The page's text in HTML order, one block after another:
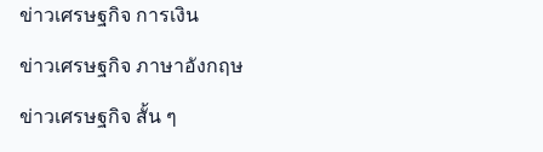
ข่าวเศรษฐกิจ การเงิน
ข่าวเศรษฐกิจ ภาษาอังกฤษ
ข่าวเศรษฐกิจ สั้น ๆ